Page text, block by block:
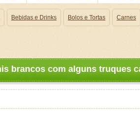
Bebidas e Drinks Bolos e Tortas Carnes
brancos com alguns truques